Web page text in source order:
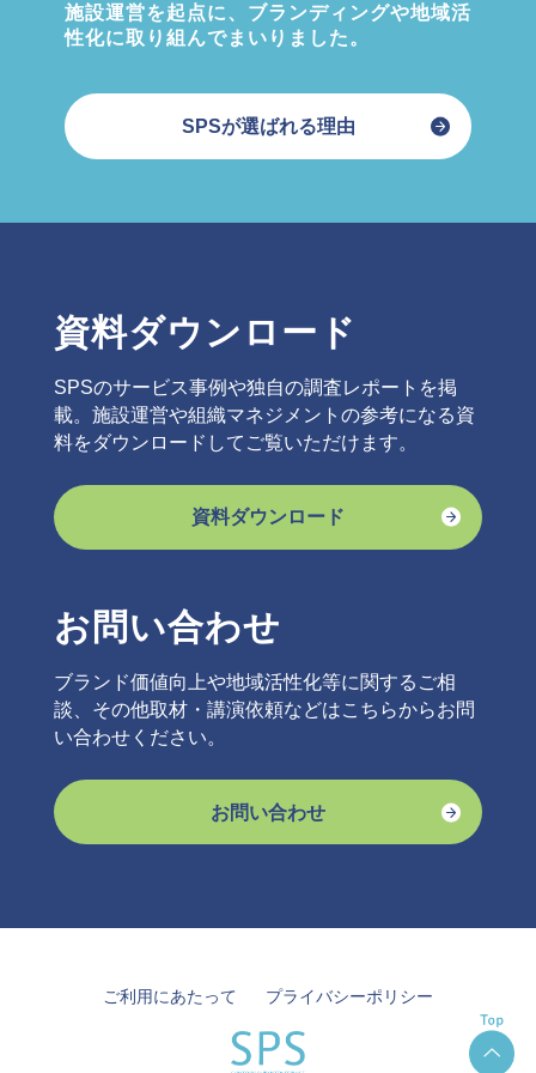
施設運営を起点に、ブランディングや地域活
性化に取り組んでまいりました。
SPSが選ばれる理由
資料ダウンロード
SPSのサービス事例や独自の調査レポートを掲
載。施設運営や組織マネジメントの参考になる資
料をダウンロードしてご覧いただけます。
資料ダウンロード
お問い合わせ
ブランド価値向上や地域活性化等に関するご相
談、その他取材・講演依頼などはこちらからお問
い合わせください。
お問い合わせ
ご利用にあたって プライバシーポリシー